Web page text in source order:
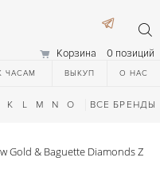
Корзина 0 позиций
ЧАСАМ ВЫКУП О НАС
K L M N O Q R S T
ВСЕ БРЕНДЫ
Gold & Baguette Diamonds Z